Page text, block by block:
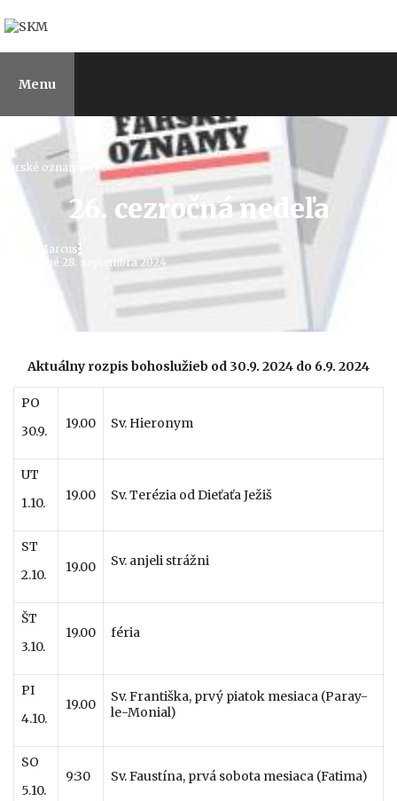
na
Menu
Farské oznamy
26. cezročná nedeľa
Marcus
Zverejnené 28. septembra 2024
Aktuálny rozpis bohoslužieb od 30.9. 2024 do 6.9. 2024
PO
30.9.
19.00 Sv. Hieronym
UT
1.10.
19.00 Sv. Terézia od Dieťaťa Ježiš
ST
2.10.
19.00 Sv. anjeli strážni
ŠT
3.10.
19.00 féria
PI
4.10.
19.00 Sv. Františka, prvý piatok mesiaca (Paray-
le-Monial)
SO
5.10.
9:30 Sv. Faustína, prvá sobota mesiaca (Fatima)